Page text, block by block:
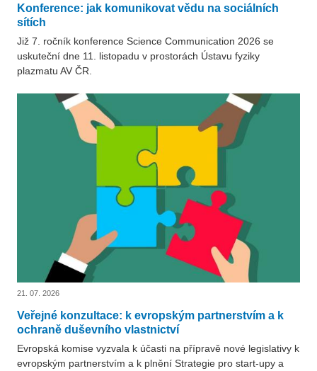
Konference: jak komunikovat vědu na sociálních
sítích
Již 7. ročník konference Science Communication 2026 se
uskuteční dne 11. listopadu v prostorách Ústavu fyziky
plazmatu AV ČR.
21. 07. 2026
Veřejné konzultace: k evropským partnerstvím a k
ochraně duševního vlastnictví
Evropská komise vyzvala k účasti na přípravě nové legislativy k
evropským partnerstvím a k plnění Strategie pro start-upy a